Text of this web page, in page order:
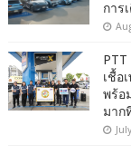
การ
เชื้อ
พร้อ
มาก